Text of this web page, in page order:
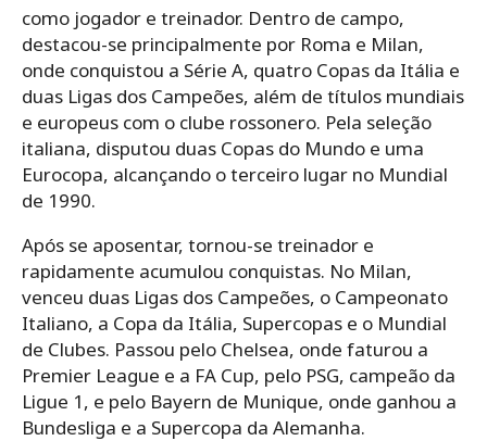
como jogador e treinador. Dentro de campo,
destacou-se principalmente por Roma e Milan,
onde conquistou a Série A, quatro Copas da Itália e
duas Ligas dos Campeões, além de títulos mundiais
e europeus com o clube rossonero. Pela seleção
italiana, disputou duas Copas do Mundo e uma
Eurocopa, alcançando o terceiro lugar no Mundial
de 1990.
Após se aposentar, tornou-se treinador e
rapidamente acumulou conquistas. No Milan,
venceu duas Ligas dos Campeões, o Campeonato
Italiano, a Copa da Itália, Supercopas e o Mundial
de Clubes. Passou pelo Chelsea, onde faturou a
Premier League e a FA Cup, pelo PSG, campeão da
Ligue 1, e pelo Bayern de Munique, onde ganhou a
Bundesliga e a Supercopa da Alemanha.